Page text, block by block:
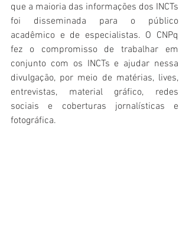
que a maioria das informações dos INCTs
foi disseminada para o público
acadêmico e de especialistas. O CNPq
fez o compromisso de trabalhar em
conjunto com os INCTs e ajudar nessa
divulgação, por meio de matérias, lives,
entrevistas, material gráfico, redes
sociais e coberturas jornalísticas e
fotográfica.